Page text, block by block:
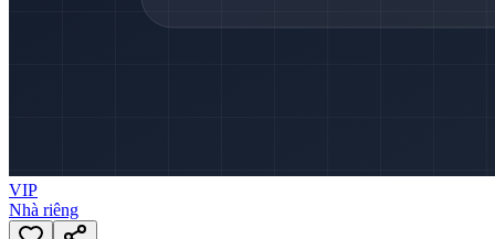
VIP
Nhà riêng